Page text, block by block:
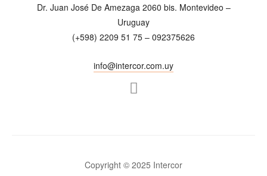
Dr. Juan José De Amezaga 2060 bis. Montevideo –
Uruguay
(+598) 2209 51 75 – 092375626
info@intercor.com.uy
Copyright © 2025 Intercor